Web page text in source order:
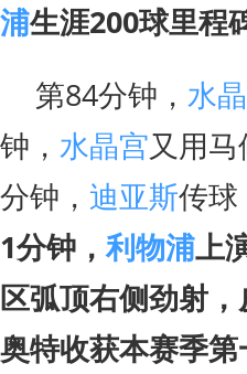
浦生涯200球里程
第84分钟， 水
钟， 水晶宫又用
分钟， 迪亚斯传球
1分钟，利物浦上
区弧顶右侧劲射
奥特收获本赛季第